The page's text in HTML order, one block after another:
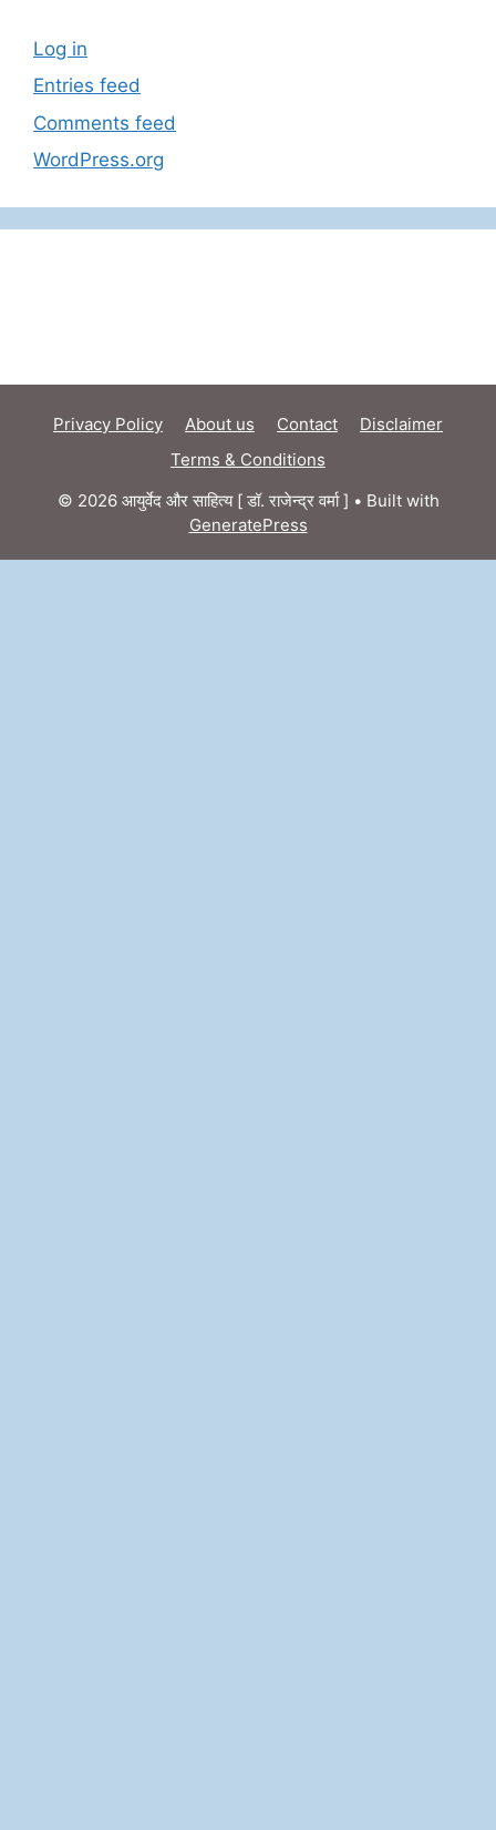
Log in
Entries feed
Comments feed
WordPress.org
Privacy Policy About us Contact
Disclaimer
Terms & Conditions
© 2026 आयुर्वेद और साहित्य [ डॉ. राजेन्द्र वर्मा ] • Built with
GeneratePress